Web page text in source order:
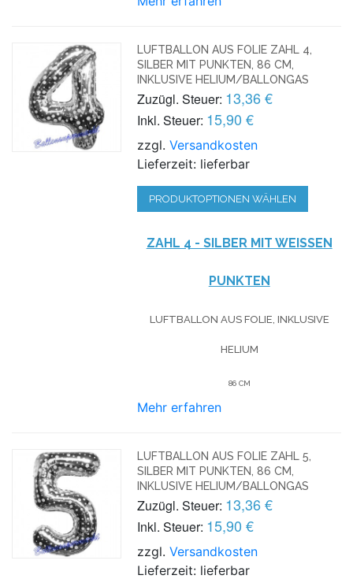
LUFTBALLON AUS FOLIE ZAHL 4,
SILBER MIT PUNKTEN, 86 CM,
INKLUSIVE HELIUM/BALLONGAS
Zuzügl. Steuer: 13,36 €
Inkl. Steuer: 15,90 €
zzgl.Versandkosten
Lieferzeit: lieferbar
PRODUKTOPTIONEN WÄHLEN
ZAHL 4 - SILBER MIT WEISSEN P
UNKTEN
LUFTBALLON AUS FOLIE, INKLUSIVE
HELIUM
86 CM
Mehr erfahren
LUFTBALLON AUS FOLIE ZAHL 5,
SILBER MIT PUNKTEN, 86 CM,
INKLUSIVE HELIUM/BALLONGAS
Zuzügl. Steuer: 13,36 €
Inkl. Steuer: 15,90 €
zzgl.Versandkosten
Lieferzeit: lieferbar